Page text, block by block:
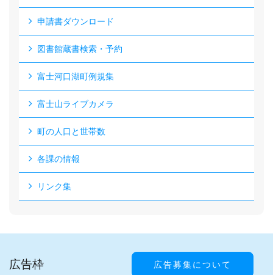
申請書ダウンロード
図書館蔵書検索・予約
富士河口湖町例規集
富士山ライブカメラ
町の人口と世帯数
各課の情報
リンク集
広告枠 広告募集について